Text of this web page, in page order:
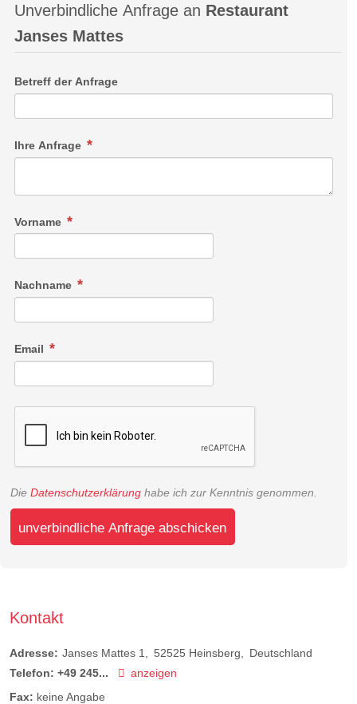
Unverbindliche Anfrage an Restaurant
Janses Mattes
Betreff der Anfrage
Ihre Anfrage
Vorname
Nachname
Email
Die Datenschutzerklärung habe ich zur Kenntnis genommen.
unverbindliche Anfrage abschicken
Kontakt
Adresse: Janses Mattes 1 52525 Heinsberg
Deutschland
Telefon: +49 245...
anzeigen
Fax: keine Angabe